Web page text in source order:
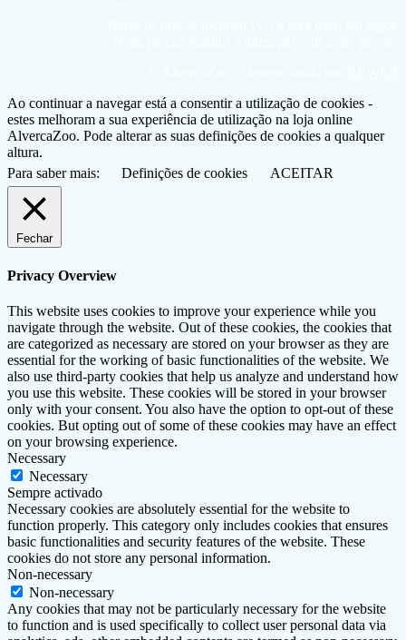
Ao continuar a navegar está a consentir a utilização de cookies -
estes melhoram a sua experiência de utilização na loja online
AlvercaZoo. Pode alterar as suas definições de cookies a qualquer
altura.
Para saber mais:
Definições de cookies ACEITAR
Fechar
Privacy Overview
This website uses cookies to improve your experience while you
navigate through the website. Out of these cookies, the cookies that
are categorized as necessary are stored on your browser as they are
essential for the working of basic functionalities of the website. We
also use third-party cookies that help us analyze and understand how
you use this website. These cookies will be stored in your browser
only with your consent. You also have the option to opt-out of these
cookies. But opting out of some of these cookies may have an effect
on your browsing experience.
Necessary
Necessary
Sempre activado
Necessary cookies are absolutely essential for the website to
function properly. This category only includes cookies that ensures
basic functionalities and security features of the website. These
cookies do not store any personal information.
Non-necessary
Non-necessary
Any cookies that may not be particularly necessary for the website
to function and is used specifically to collect user personal data via